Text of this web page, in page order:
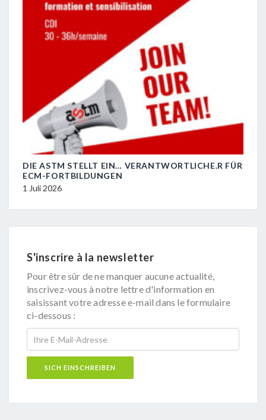
DIE ASTM STELLT EIN… VERANTWORTLICHE.R FÜR
ECM-FORTBILDUNGEN
1 Juli 2026
R.I.P.
S'inscrire à la newsletter
Pour être sûr de ne manquer aucune actualité,
inscrivez-vous à notre lettre d'information en
saisissant votre adresse e-mail dans le formulaire
ci-dessous :